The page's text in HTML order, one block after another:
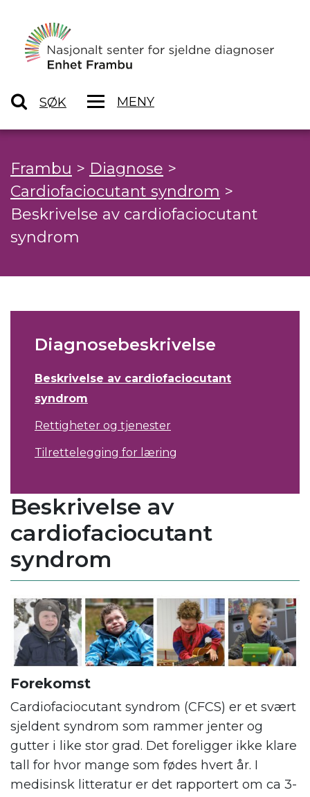
SØK MENY
Frambu > Diagnose >
Cardiofaciocutant syndrom >
Beskrivelse av cardiofaciocutant
syndrom
Diagnosebeskrivelse
Beskrivelse av cardiofaciocutant
syndrom
Rettigheter og tjenester
Tilrettelegging for læring
Beskrivelse av
cardiofaciocutant
syndrom
Forekomst
Cardiofaciocutant syndrom (CFCS) er et svært
sjeldent syndrom som rammer jenter og
gutter i like stor grad. Det foreligger ikke klare
tall for hvor mange som fødes hvert år. I
medisinsk litteratur er det rapportert om ca 3-